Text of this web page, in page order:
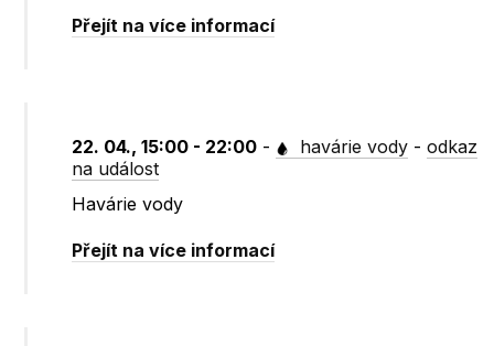
Přejít na více informací
22. 04., 15:00 - 22:00 - havárie vody -odkaz
na událost
Havárie vody
Přejít na více informací